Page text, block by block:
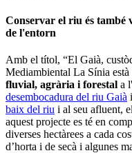
Conservar el riu és
de l'entorn
Amb el títol, “El Gaià,
Mediambiental La Sínia
fluvial, agrària i forestal a
desembocadura del riu Gaià
baix del riu i al seu afluent, el
aquest projecte es té en
diverses hectàrees a cada
d’horta i de secà i algunes